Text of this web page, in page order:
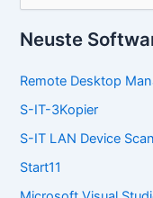
h
n
a
h
:
Neuste
Remote Desktop
S-IT-3Kopier
S-IT LAN Device
Start11